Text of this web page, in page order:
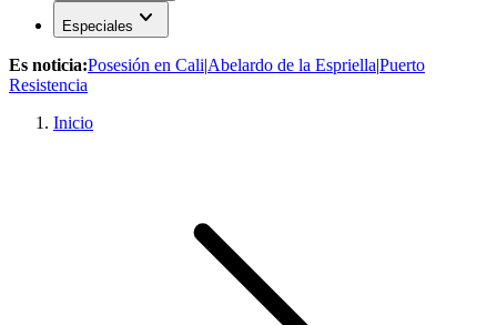
Especiales expand_more
Es noticia:Posesión en Cali|Abelardo de la Espriella|Puerto
Resistencia
Inicio